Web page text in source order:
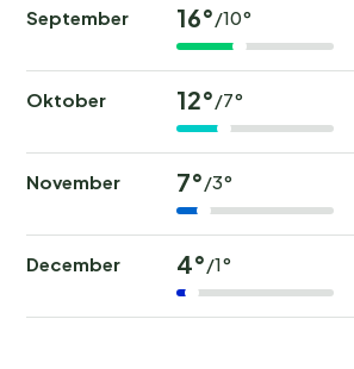
September 16°/10°
Oktober 12°/7°
November 7°/3°
December 4°/1°